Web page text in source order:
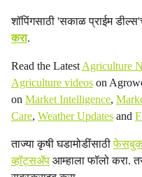
शॉपिंगसाठी 'सकाळ प्राईम
करा.
Read the Latest Agriculture
Agriculture videos on
on Market Intelligence,
Care, Weather Updates and
ताज्या कृषी घडामोडींसाठी
व्हॉट्सॲप आम्हाला फॉलो करा.